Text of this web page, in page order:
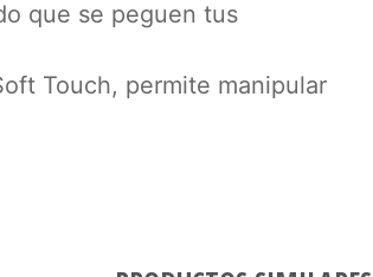
que se peguen tus
Touch, permite manipular